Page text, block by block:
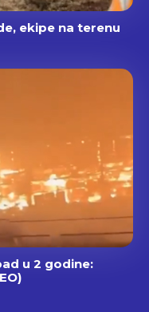
ekipe na terenu
u 2 godine: